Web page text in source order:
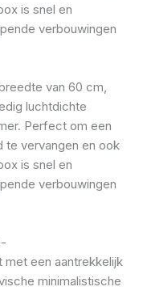
is snel en
verbouwingen
van 60 cm,
luchtdichte
Perfect om een
te vervangen en ook
is snel en
verbouwingen
een aantrekkelijk
minimalistische